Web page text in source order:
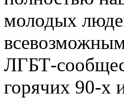
молодых
ЛГБТ-
горячих 90-х